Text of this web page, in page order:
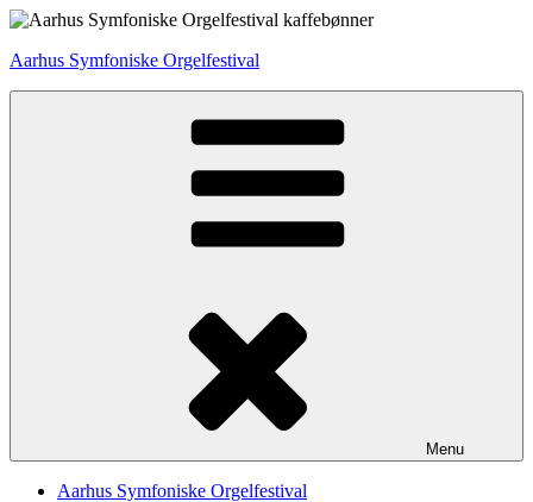
Videre
indhold
Aarhus Symfoniske Orgelfestival
Menu
Aarhus Symfoniske Orgelfestival